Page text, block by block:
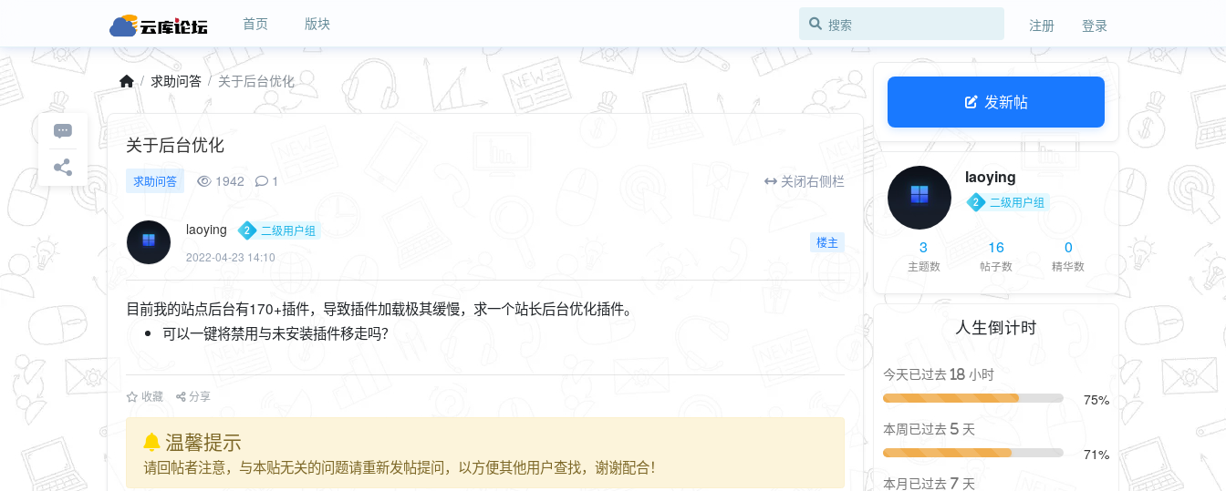
首页 版块 注册 登录
求助问答 关于后台优化
关于后台优化
求助问答 1942 1 关闭右侧栏
laoying
二级用户组
2022-04-23 14:10
楼主
目前我的站点后台有170+插件，导致插件加载极其缓慢，求一个站长后台优化插件。
可以一键将禁用与未安装插件移走吗？
收藏 分享
温馨提示
请回帖者注意，与本贴无关的问题请重新发帖提问，以方便其他用户查找，谢谢配合！
发新帖
laoying
二级用户组
3
主题数
16
帖子数
0
精华数
人生倒计时
今天已过去 18 小时
75%
本周已过去 5 天
71%
本月已过去 7 天